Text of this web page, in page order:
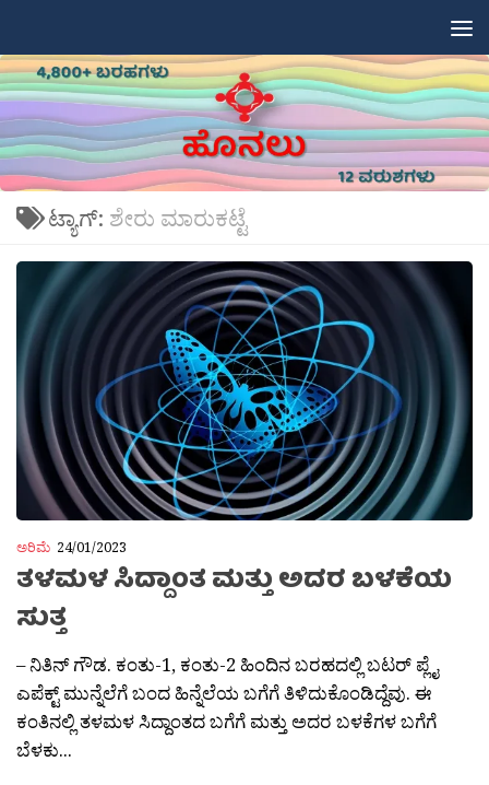
ಟ್ಯಾಗ್: ಶೇರು ಮಾರುಕಟ್ಟೆ
ಅರಿಮೆ 24/01/2023
ತಳಮಳ ಸಿದ್ದಾಂತ ಮತ್ತು ಅದರ ಬಳಕೆಯ
ಸುತ್ತ
– ನಿತಿನ್ ಗೌಡ. ಕಂತು-1, ಕಂತು-2 ಹಿಂದಿನ ಬರಹದಲ್ಲಿ ಬಟರ್ ಪ್ಲೈ
ಎಪೆಕ್ಟ್ ಮುನ್ನೆಲೆಗೆ ಬಂದ ಹಿನ್ನೆಲೆಯ ಬಗೆಗೆ ತಿಳಿದುಕೊಂಡಿದ್ದೆವು. ಈ
ಕಂತಿನಲ್ಲಿ ತಳಮಳ ಸಿದ್ದಾಂತದ ಬಗೆಗೆ ಮತ್ತು ಅದರ ಬಳಕೆಗಳ ಬಗೆಗೆ
ಬೆಳಕು...